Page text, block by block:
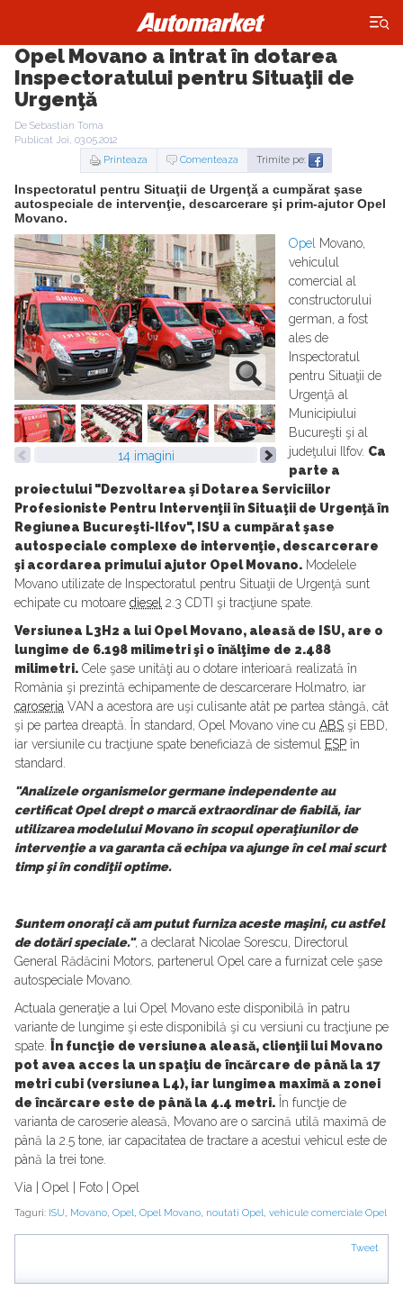
×
Opel Movano a intrat în dotarea
Inspectoratului pentru Situaţii de
Urgenţă
De Sebastian Toma
Publicat Joi, 03.05.2012
Printeaza
Comenteaza Trimite pe:
Inspectoratul pentru Situaţii de Urgenţă a cumpărat şase
autospeciale de intervenţie, descarcerare şi prim-ajutor Opel
Movano.
14 imagini
Opel
Movano,
vehiculul
comercial al
constructorului
german, a fost
ales de
Inspectoratul
pentru Situaţii de
Urgenţă al
Municipiului
Bucureşti şi al
judeţului Ilfov. Ca
parte a
proiectului "Dezvoltarea şi Dotarea Serviciilor
Profesioniste Pentru Intervenţii în Situaţii de Urgenţă în
Regiunea Bucureşti-Ilfov", ISU a cumpărat şase
autospeciale complexe de intervenţie, descarcerare
şi acordarea primului ajutor Opel Movano. Modelele
Movano utilizate de Inspectoratul pentru Situaţii de Urgenţă sunt
echipate cu motoare diesel 2.3 CDTI şi tracţiune spate.
Versiunea L3H2 a lui Opel Movano, aleasă de ISU, are o
lungime de 6.198 milimetri şi o înălţime de 2.488
milimetri. Cele şase unităţi au o dotare interioară realizată în
România şi prezintă echipamente de descarcerare Holmatro, iar
caroseria VAN a acestora are uşi culisante atât pe partea stângă, cât
şi pe partea dreaptă. În standard, Opel Movano vine cu ABS şi EBD,
iar versiunile cu tracţiune spate beneficiază de sistemul ESP în
standard.
"Analizele organismelor germane independente au
certificat Opel drept o marcă extraordinar de fiabilă, iar
utilizarea modelului Movano în scopul operaţiunilor de
intervenţie a va garanta că echipa va ajunge în cel mai scurt
timp şi în condiţii optime.
Suntem onoraţi că am putut furniza aceste maşini, cu astfel
de dotări speciale.", a declarat Nicolae Sorescu, Directorul
General Rădăcini Motors, partenerul Opel care a furnizat cele şase
autospeciale Movano.
Actuala generaţie a lui Opel Movano este disponibilă în patru
variante de lungime şi este disponibilă şi cu versiuni cu tracţiune pe
spate.
În funcţie de versiunea aleasă, clienţii lui Movano
pot avea acces la un spaţiu de încărcare de până la 17
metri cubi (versiunea L4), iar lungimea maximă a zonei
de încărcare este de până la 4.4 metri. În funcţie de
varianta de caroserie aleasă, Movano are o sarcină utilă maximă de
până la 2.5 tone, iar capacitatea de tractare a acestui vehicul este de
până la trei tone.
Via | Opel | Foto | Opel
Taguri: ISU, Movano, Opel, Opel Movano, noutati Opel, vehicule comerciale Opel
Tweet